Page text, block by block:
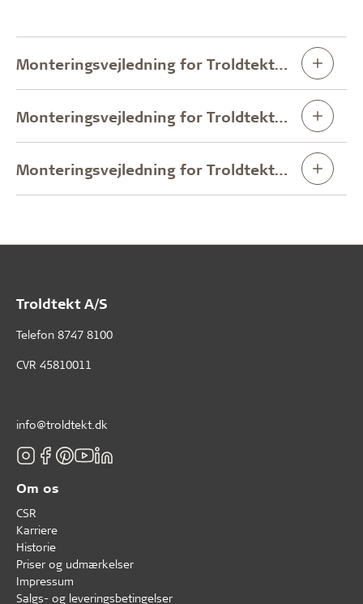
Troldtekt A/S
Telefon 8747 8100
CVR 45810011
info@troldtekt.dk
Om os
CSR
Karriere
Historie
Priser og udmærkelser
Impressum
Salgs- og leveringsbetingelser